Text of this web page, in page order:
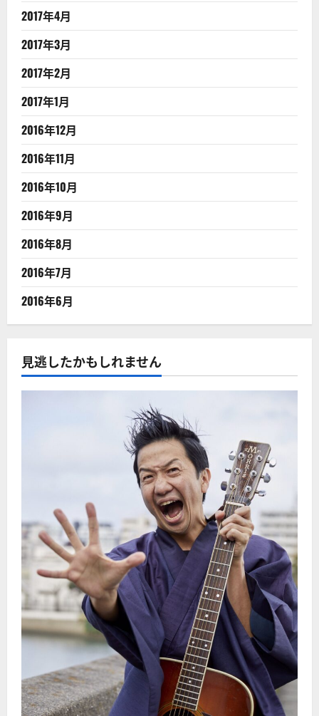
2017年4月
2017年3月
2017年2月
2017年1月
2016年12月
2016年11月
2016年10月
2016年9月
2016年8月
2016年7月
2016年6月
見逃したかもしれません